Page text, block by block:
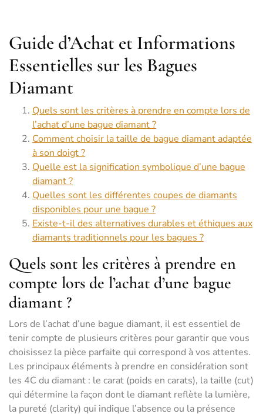
Guide d’Achat et Informations
Essentielles sur les Bagues
Diamant
Quels sont les critères à prendre en compte lors de
l’achat d’une bague diamant ?
Comment choisir la taille de bague diamant adaptée
à son doigt ?
Quelle est la signification symbolique d’une bague
diamant ?
Quelles sont les différentes coupes de diamants
disponibles pour une bague ?
Existe-t-il des alternatives durables et éthiques aux
diamants traditionnels pour les bagues ?
Quels sont les critères à prendre en
compte lors de l’achat d’une bague
diamant ?
Lors de l’achat d’une bague diamant, il est essentiel de
tenir compte de plusieurs critères pour garantir que vous
choisissez la pièce parfaite qui correspond à vos attentes.
Les principaux éléments à prendre en considération sont
les 4C du diamant : le carat (poids en carats), la taille (cut)
qui détermine la façon dont le diamant reflète la lumière,
la pureté (clarity) qui indique l’absence ou la présence